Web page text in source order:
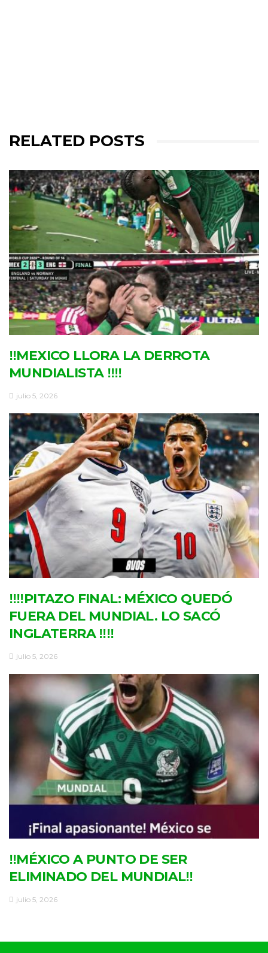
RELATED POSTS
‼MEXICO LLORA LA DERROTA
MUNDIALISTA ‼‼
julio 5, 2026
‼‼PITAZO FINAL: MÉXICO QUEDÓ
FUERA DEL MUNDIAL. LO SACÓ
INGLATERRA ‼‼
julio 5, 2026
‼MÉXICO A PUNTO DE SER
ELIMINADO DEL MUNDIAL‼
julio 5, 2026